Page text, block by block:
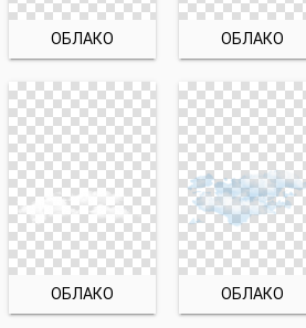
ОБЛАКО ОБЛАКО
ОБЛАКО ОБЛАКО